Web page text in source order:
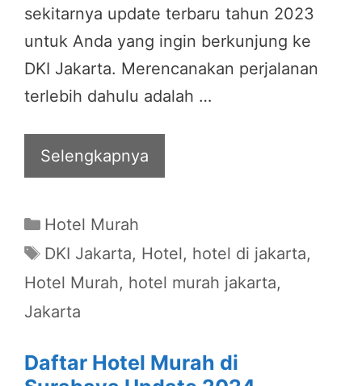
sekitarnya update terbaru tahun 2023
untuk Anda yang ingin berkunjung ke
DKI Jakarta. Merencanakan perjalanan
terlebih dahulu adalah …
Selengkapnya
Categories
Hotel Murah
Tags
DKI Jakarta, Hotel, hotel di jakarta,
Hotel Murah, hotel murah jakarta,
Jakarta
Daftar Hotel Murah di